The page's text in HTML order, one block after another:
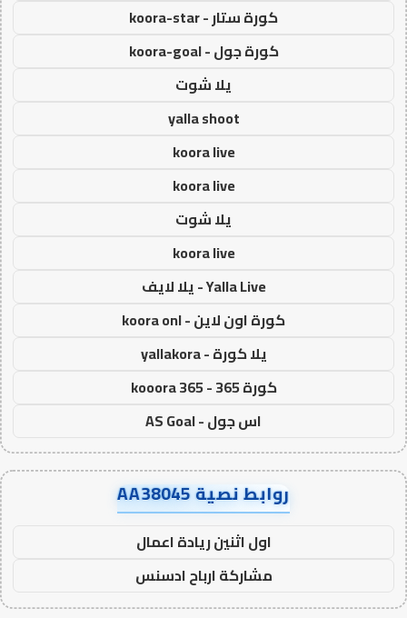
كورة ستار - koora-star
كورة جول - koora-goal
يلا شوت
yalla shoot
koora live
koora live
يلا شوت
koora live
Yalla Live - يلا لايف
كورة اون لاين - koora onl
يلا كورة - yallakora
كورة 365 - kooora 365
اس جول - AS Goal
روابط نصية AA38045
اول اثنين ريادة اعمال
مشاركة ارباح ادسنس